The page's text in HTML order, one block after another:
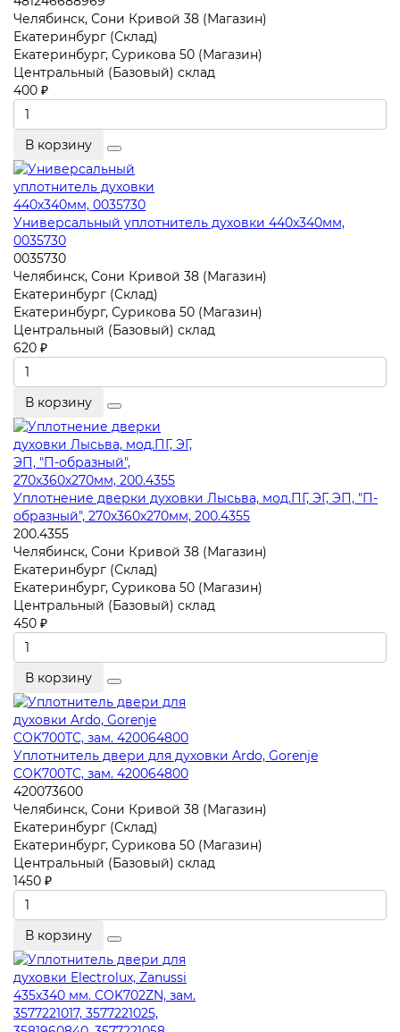
Челябинск, Сони Кривой 38 (Магазин)
Екатеринбург (Склад)
Екатеринбург, Сурикова 50 (Магазин)
Центральный (Базовый) склад
400 ₽
В корзину
Универсальный уплотнитель духовки 440x340мм,
0035730
0035730
Челябинск, Сони Кривой 38 (Магазин)
Екатеринбург (Склад)
Екатеринбург, Сурикова 50 (Магазин)
Центральный (Базовый) склад
620 ₽
В корзину
Уплотнение дверки духовки Лысьва, мод.ПГ, ЭГ, ЭП, "П-
образный", 270х360х270мм, 200.4355
200.4355
Челябинск, Сони Кривой 38 (Магазин)
Екатеринбург (Склад)
Екатеринбург, Сурикова 50 (Магазин)
Центральный (Базовый) склад
450 ₽
В корзину
Уплотнитель двери для духовки Ardo, Gorenje
COK700TC, зам. 420064800
420073600
Челябинск, Сони Кривой 38 (Магазин)
Екатеринбург (Склад)
Екатеринбург, Сурикова 50 (Магазин)
Центральный (Базовый) склад
1450 ₽
В корзину